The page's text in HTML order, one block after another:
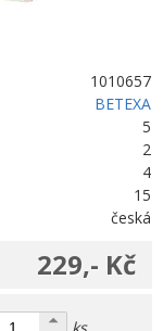
1010657
BETEXA
5
2
4
15
česká
229,- Kč